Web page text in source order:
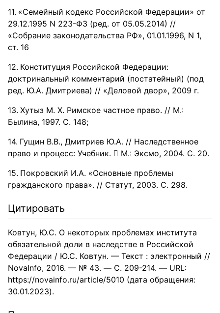
«Семейный кодекс Российской Федерации» от
29.12.1995 N 223-ФЗ (ред. от 05.05.2014) //
«Собрание законодательства РФ», 01.01.1996, N 1,
ст. 16
Конституция Российской Федерации:
доктринальный комментарий (постатейный) (под
ред. Ю.А. Дмитриева) // «Деловой двор», 2009 г.
Хутыз М. Х. Римское частное право. // М.:
Былина, 1997. С. 148;
Гущин В.В., Дмитриев Ю.А. // Наследственное
право и процесс: Учебник.  М.: Эксмо, 2004. С. 20.
Покровский И.А. «Основные проблемы
гражданского права». // Статут, 2003. С. 298.
Цитировать
Ковтун, Ю.С. О некоторых проблемах института
обязательной доли в наследстве в Российской
Федерации / Ю.С. Ковтун. — Текст : электронный //
NovaInfo, 2016. — № 43. — С. 209-214. — URL:
https://novainfo.ru/article/5010 (дата обращения:
30.01.2023).